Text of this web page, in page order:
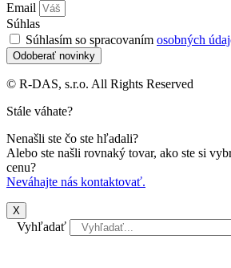
Email
Súhlas
Súhlasím so spracovaním osobných
Odoberať novinky
© R-DAS, s.r.o. All Rights Reserved
Stále váhate?
Nenašli ste čo ste hľadali?
Alebo ste našli rovnaký tovar, ako ste si
cenu?
Neváhajte nás kontaktovať.
X
Vyhľadať